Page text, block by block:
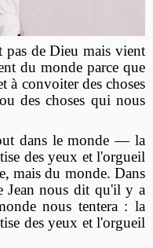
de Dieu mais vient
du monde parce que
à convoiter des choses
des choses qui nous
dans le monde — la
des yeux et l'orgueil
mais du monde. Dans
Jean nous dit qu'il y a
nous tentera : la
des yeux et l'orgueil